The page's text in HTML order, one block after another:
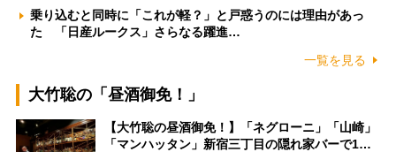
乗り込むと同時に「これが軽？」と戸惑うのには理由があっ
た 「日産ルークス」さらなる躍進…
一覧を見る
大竹聡の「昼酒御免！」
【大竹聡の昼酒御免！】「ネグローニ」「山崎」
「マンハッタン」新宿三丁目の隠れ家バーで1…